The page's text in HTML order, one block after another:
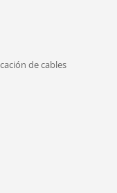
de cables